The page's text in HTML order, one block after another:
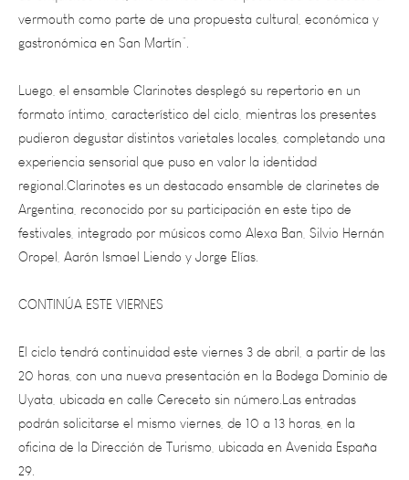
Luego, el ensamble Clarinotes desplegó su repertorio en un
formato íntimo, característico del ciclo, mientras los presentes
pudieron degustar distintos varietales locales, completando una
experiencia sensorial que puso en valor la identidad
regional.Clarinotes es un destacado ensamble de clarinetes de
Argentina, reconocido por su participación en este tipo de
festivales, integrado por músicos como Alexa Ban, Silvio Hernán
Oropel, Aarón Ismael Liendo y Jorge Elías.
CONTINÚA ESTE VIERNES
El ciclo tendrá continuidad este viernes 3 de abril, a partir de las
20 horas, con una nueva presentación en la Bodega Dominio de
Uyata, ubicada en calle Cereceto sin número.Las entradas
podrán solicitarse el mismo viernes, de 10 a 13 horas, en la
oficina de la Dirección de Turismo, ubicada en Avenida España
29.